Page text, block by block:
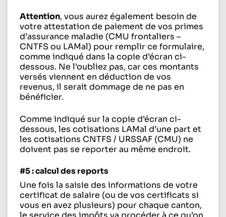
Attention, vous aurez également besoin de
votre attestation de paiement de vos primes
d’assurance maladie (CMU frontaliers –
CNTFS ou LAMal) pour remplir ce formulaire,
comme indiqué dans la copie d’écran ci-
dessous. Ne l’oubliez pas, car ces montants
versés viennent en déduction de vos
revenus, il serait dommage de ne pas en
bénéficier.
Comme indiqué sur la copie d’écran ci-
dessous, les cotisations LAMal d’une part et
les cotisations CNTFS / URSSAF (CMU) ne
doivent pas se reporter au même endroit.
#5 : calcul des reports
Une fois la saisie des informations de votre
certificat de salaire (ou de vos certificats si
vous en avez plusieurs) pour chaque canton,